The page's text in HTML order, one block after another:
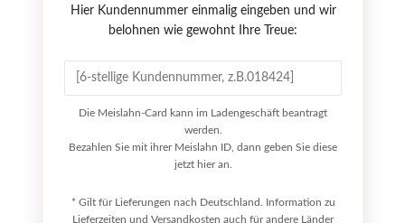
Hier Kundennummer einmalig eingeben und wir
belohnen wie gewohnt Ihre Treue:
Die Meislahn-Card kann im Ladengeschäft beantragt
werden.
Bezahlen Sie mit ihrer Meislahn ID, dann geben Sie diese
jetzt hier an.
* Gilt für Lieferungen nach Deutschland. Information zu
Lieferzeiten und Versandkosten auch für andere Länder